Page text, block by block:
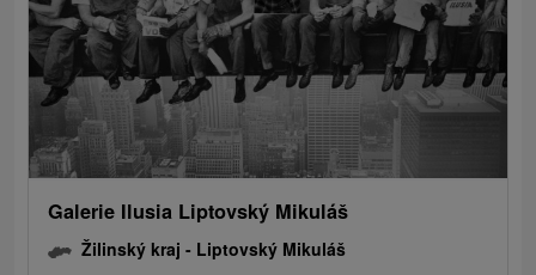
Galerie Ilusia Liptovský Mikuláš
Žilinský kraj - Liptovský Mikuláš